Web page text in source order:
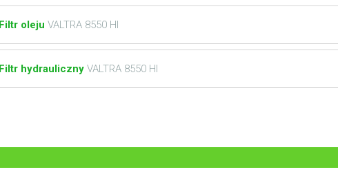
Filtr oleju VALTRA 8550 HI
Filtr hydrauliczny VALTRA 8550 HI